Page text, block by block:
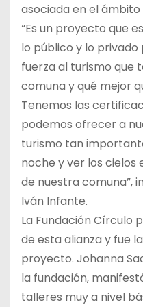
asociada en el
“Es un proyecto que
lo público y lo
fuerza al turismo que
comuna y qué mejor
Tenemos las
podemos ofrecer a
turismo tan
noche y ver los cielos
de nuestra comuna”,
Iván Infante.
La Fundación Círculo
de esta alianza y fue
proyecto. Johanna
la fundación,
talleres muy a nivel